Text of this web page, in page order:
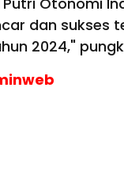
dan sukses
2024,"